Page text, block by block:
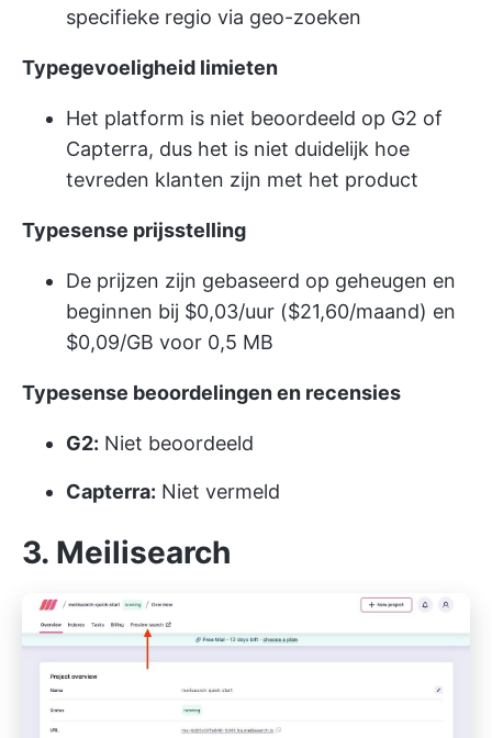
specifieke regio via geo-zoeken
Typegevoeligheid limieten
Het platform is niet beoordeeld op G2 of
Capterra, dus het is niet duidelijk hoe
tevreden klanten zijn met het product
Typesense prijsstelling
De prijzen zijn gebaseerd op geheugen en
beginnen bij $0,03/uur ($21,60/maand) en
$0,09/GB voor 0,5 MB
Typesense beoordelingen en recensies
G2: Niet beoordeeld
Capterra: Niet vermeld
3. Meilisearch